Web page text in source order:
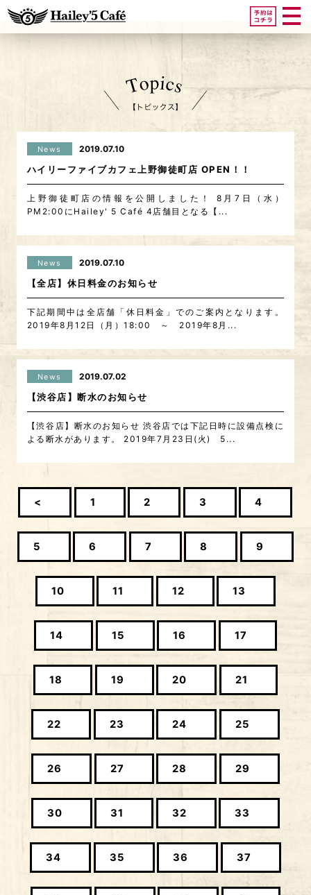
News 2019.07.10
ハイリーファイブカフェ上野御徒町店 OPEN！！
上野御徒町店の情報を公開しました！ 8月7日（水）
PM2:00にHailey' 5 Café 4店舗目となる【...
News 2019.07.10
【全店】休日料金のお知らせ
下記期間中は全店舗「休日料金」でのご案内となります。
2019年8月12日（月）18:00 ～ 2019年8月...
News 2019.07.02
【渋谷店】断水のお知らせ
【渋谷店】断水のお知らせ 渋谷店では下記日時に設備点検に
よる断水があります。 2019年7月23日(火) 5...
< 1 2 3 4
5 6 7 8 9
10 11 12 13
14 15 16 17
18 19 20 21
22 23 24 25
26 27 28 29
30 31 32 33
34 35 36 37